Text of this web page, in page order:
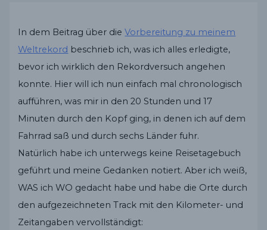
In dem Beitrag über dieVorbereitung zu meinem
Weltrekord beschrieb ich, was ich alles erledigte,
bevor ich wirklich den Rekordversuch angehen
konnte. Hier will ich nun einfach mal chronologisch
aufführen, was mir in den 20 Stunden und 17
Minuten durch den Kopf ging, in denen ich auf dem
Fahrrad saß und durch sechs Länder fuhr.
Natürlich habe ich unterwegs keine Reisetagebuch
geführt und meine Gedanken notiert. Aber ich weiß,
WAS ich WO gedacht habe und habe die Orte durch
den aufgezeichneten Track mit den Kilometer- und
Zeitangaben vervollständigt: